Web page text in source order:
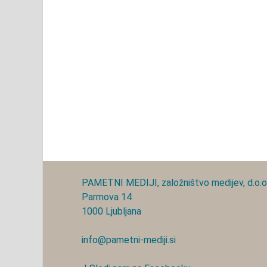
PAMETNI MEDIJI, založništvo medijev,
Parmova 14
1000 Ljubljana
info@pametni-mediji.si